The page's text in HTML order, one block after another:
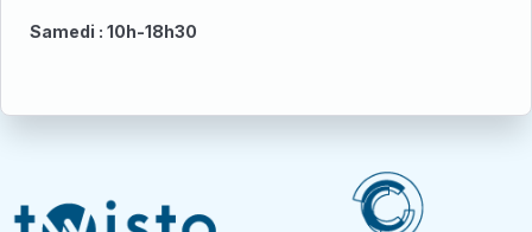
Samedi : 10h-18h30